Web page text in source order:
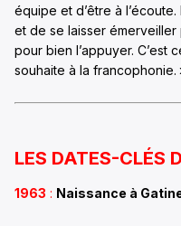
équipe et d’être à
et de se laisser
pour bien l’appuyer. C’est
souhaite à la francophonie.
LES DATES-CLÉS
1963 : Naissance à